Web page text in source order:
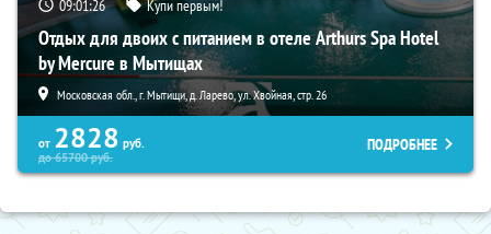
09:01:25 Купи первым!
Отдых для двоих с питанием в отеле Arthurs Spa Hotel
by Mercure в Мытищах
Московская обл., г. Мытищи, д. Ларево, ул. Хвойная, стр. 26
от 2828 руб.
до65700руб.
ПОДРОБНЕЕ